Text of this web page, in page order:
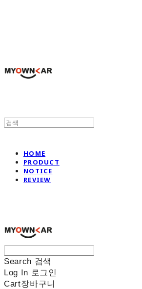
HOME
PRODUCT
NOTICE
REVIEW
Search 검색
Log In 로그인
Cart장바구니